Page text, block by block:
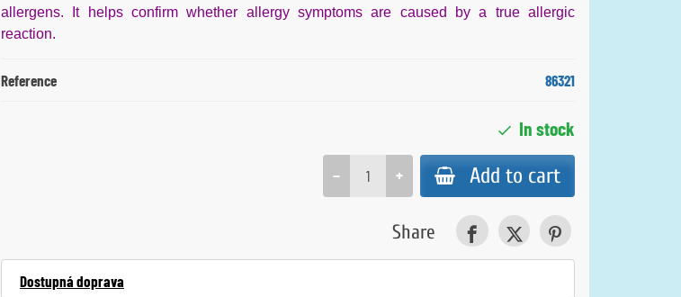
allergens. It helps confirm whether allergy symptoms are caused by a true allergic
reaction.
Reference 86321
In stock
+
− Add to cart
Share
Dostupná doprava